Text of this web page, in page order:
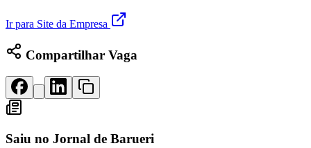
Ir para Site da Empresa
Compartilhar Vaga
Saiu no Jornal de Barueri